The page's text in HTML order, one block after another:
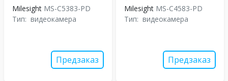
Milesight MS-C5383-PD
Тип: видеокамера
Предзаказ
Milesight MS-C4583-PD
Тип: видеокамера
Предзаказ